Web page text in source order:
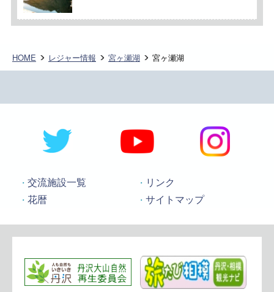
HOME レジャー情報 宮ヶ瀬湖 宮ヶ瀬湖
交流施設一覧
リンク
花暦
サイトマップ